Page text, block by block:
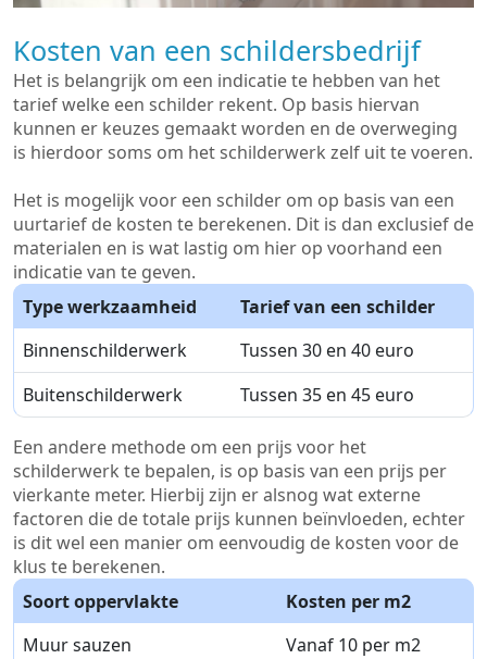
Kosten van een schildersbedrijf
Het is belangrijk om een indicatie te hebben van het
tarief welke een schilder rekent. Op basis hiervan
kunnen er keuzes gemaakt worden en de overweging
is hierdoor soms om het schilderwerk zelf uit te voeren.
Het is mogelijk voor een schilder om op basis van een
uurtarief de kosten te berekenen. Dit is dan exclusief de
materialen en is wat lastig om hier op voorhand een
indicatie van te geven.
Type werkzaamheid
Tarief van een schilder
Binnenschilderwerk
Tussen 30 en 40 euro
Buitenschilderwerk
Tussen 35 en 45 euro
Een andere methode om een prijs voor het
schilderwerk te bepalen, is op basis van een prijs per
vierkante meter. Hierbij zijn er alsnog wat externe
factoren die de totale prijs kunnen beïnvloeden, echter
is dit wel een manier om eenvoudig de kosten voor de
klus te berekenen.
Soort oppervlakte
Kosten per m2
Muur sauzen
Vanaf 10 per m2